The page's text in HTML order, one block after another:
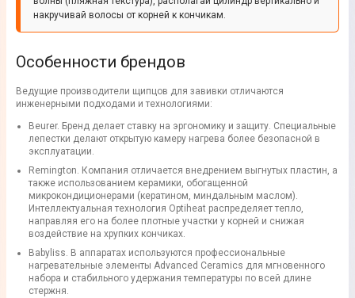
накручивай волосы от корней к кончикам.
Особенности брендов
Ведущие производители щипцов для завивки отличаются
инженерными подходами и технологиями:
Beurer. Бренд делает ставку на эргономику и защиту. Специальные
лепестки делают открытую камеру нагрева более безопасной в
эксплуатации.
Remington. Компания отличается внедрением выгнутых пластин, а
также использованием керамики, обогащенной
микрокондиционерами (кератином, миндальным маслом).
Интеллектуальная технология Optiheat распределяет тепло,
направляя его на более плотные участки у корней и снижая
воздействие на хрупких кончиках.
Babyliss. В аппаратах используются профессиональные
нагревательные элементы Advanced Ceramics для мгновенного
набора и стабильного удержания температуры по всей длине
стержня.